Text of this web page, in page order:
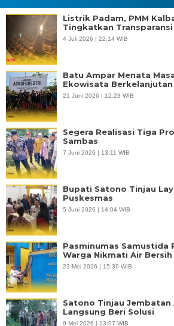
Listrik Padam, PMM
Tingkatkan Transparansi
4 Juli 2026 | 22:14 WIB
Batu Ampar Menata
Ekowisata Berkelanjutan
21 Juni 2026 | 12:23 WIB
Segera Realisasi Tiga
Sambas
7 Juni 2026 | 13:11 WIB
Bupati Satono Tinjau
Puskesmas
5 Juni 2026 | 14:04 WIB
Pasminumas Samustida
Warga Nikmati Air Bersih
23 Mei 2026 | 15:39 WIB
Satono Tinjau Jembatan
Langsung Beri Solusi
9 Mei 2026 | 13:07 WIB